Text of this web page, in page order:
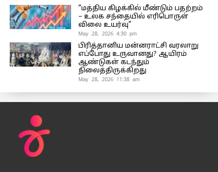
“மத்திய கிழக்கில் மீண்டும் பதற்றம்
– உலக சந்தையில் எரிபொருள்
விலை உயர்வு”
May 28, 2026 4:30 pm
பிரித்தானிய மன்னராட்சி வரலாறு
எப்போது உருவானது? ஆயிரம்
ஆண்டுகள் கடந்தும்
நிலைத்திருக்கிறது
May 28, 2026 11:38 am